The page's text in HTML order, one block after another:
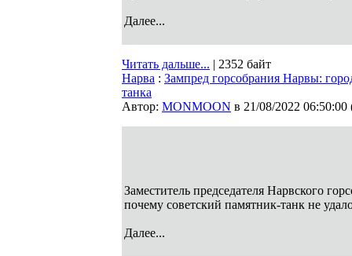
Далее...
Читать дальше... | 2352 байт
Нарва : Зампред горсобрания Нарвы:
танка
Автор: MONMOON в 21/08/2022 06:50:00
Заместитель председателя Нарвского
почему советский памятник-танк не
Далее...